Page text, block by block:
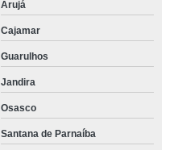
Arujá
Cajamar
Guarulhos
Jandira
Osasco
Santana de Parnaíba